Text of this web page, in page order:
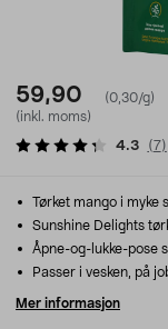
59,90
(0,30/g)
(inkl. moms)
4.3 (7)
Tørket mango i myke
Sunshine Delights
Åpne-og-lukke-pose
Passer i vesken, på
Mer informasjon